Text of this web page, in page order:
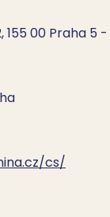
155 00 Praha 5
cs/